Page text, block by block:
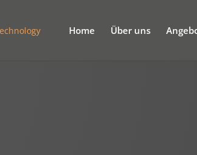
Home Über uns